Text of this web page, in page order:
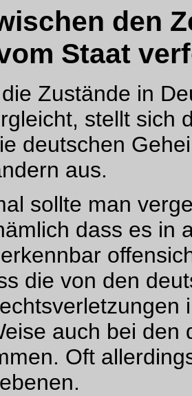
den
Staat
Zustände in
stellt sich
deutschen
aus.
sollte man
dass es in
die von den
auch bei
Oft